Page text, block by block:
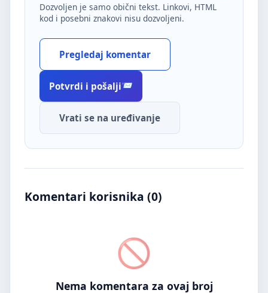
Dozvoljen je samo obični tekst. Linkovi, HTML
kod i posebni znakovi nisu dozvoljeni.
Pregledaj komentar
Potvrdi i pošalji
Vrati se na uređivanje
Komentari korisnika (0)
Nema komentara za ovaj broj